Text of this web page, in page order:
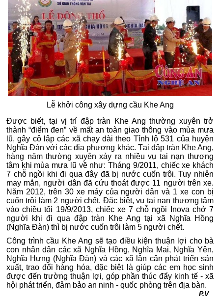
Lễ khởi công xây dựng cầu Khe Ang
Được biết, tại vị trí đập tràn Khe Ang thường xuyên trở
thành “điểm đen” về mất an toàn giao thông vào mùa mưa
lũ, gây cô lập các xã chạy dài theo Tỉnh lộ 531 của huyện
Nghĩa Đàn với các địa phương khác. Tại đập tràn Khe Ang,
hàng năm thường xuyên xảy ra nhiều vụ tai nạn thương
tâm khi mùa mưa lũ về như: Tháng 9/2011, chiếc xe khách
7 chỗ ngồi khi đi qua đây đã bị nước cuốn trôi. Tuy nhiên
may mắn, người dân đã cứu thoát được 11 người trên xe.
Năm 2012, trên 30 xe máy của người dân và 1 xe con bị
cuốn trôi làm 2 người chết. Đặc biệt, vụ tai nạn thương tâm
vào chiều tối 19/9/2013, chiếc xe 7 chỗ ngồi Inova chở 7
người khi đi qua đập tràn Khe Ang tại xã Nghĩa Hồng
(Nghĩa Đàn) thì bị nước cuốn trôi làm 5 người chết.
Công trình cầu Khe Ang sẽ tạo điều kiện thuận lợi cho bà
con nhân dân các xã Nghĩa Hồng, Nghĩa Mai, Nghĩa Yên,
Nghĩa Hưng (Nghĩa Đàn) và các xã lân cận phát triển sản
xuất, trao đổi hàng hóa, đặc biệt là giúp các em học sinh
được đến trường thuận lợi, góp phần thúc đẩy kinh tế - xã
hội phát triển, đảm bảo an ninh - quốc phòng trên địa bàn.
P.V